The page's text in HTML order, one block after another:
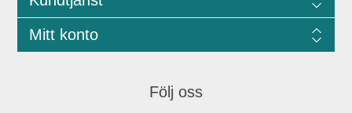
Mitt konto
Följ oss